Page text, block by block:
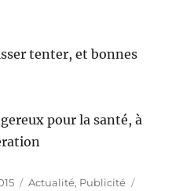
tenter, et bonnes
pour la santé, à
Catégories
Actualité, Publicité